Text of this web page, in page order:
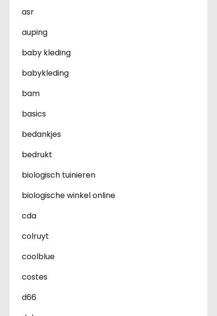
asr
auping
baby kleding
babykleding
bam
basics
bedankjes
bedrukt
biologisch tuinieren
biologische winkel online
cda
colruyt
coolblue
costes
d66